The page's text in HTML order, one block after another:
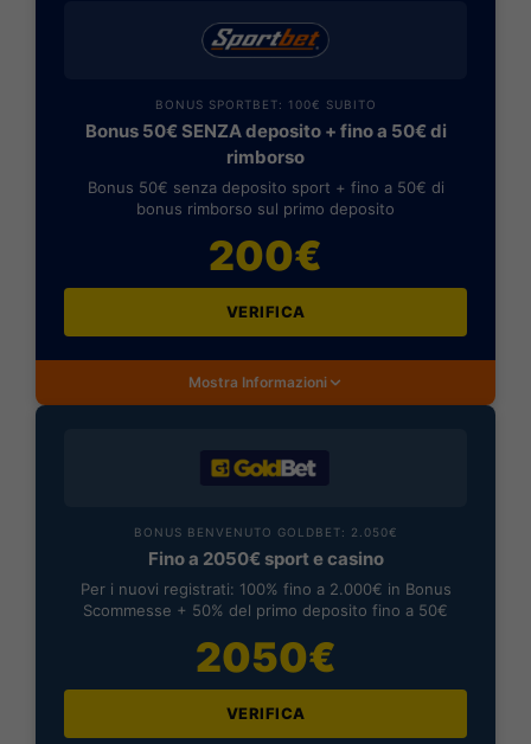
BONUS SPORTBET: 100€ SUBITO
Bonus 50€ SENZA deposito + fino a 50€ di
rimborso
Bonus 50€ senza deposito sport + fino a 50€ di
bonus rimborso sul primo deposito
200€
VERIFICA
Mostra Informazioni
BONUS BENVENUTO GOLDBET: 2.050€
Fino a 2050€ sport e casino
Per i nuovi registrati: 100% fino a 2.000€ in Bonus
Scommesse + 50% del primo deposito fino a 50€
2050€
VERIFICA